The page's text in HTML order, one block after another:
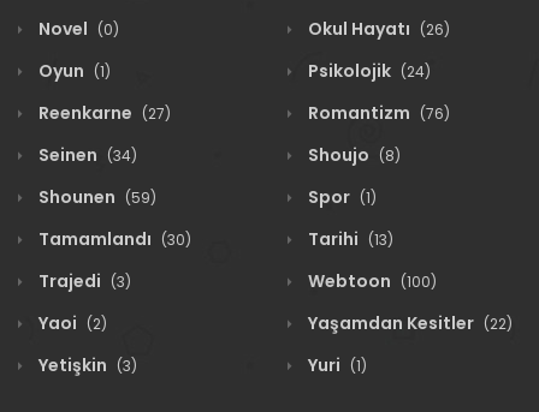
Novel (0) Okul Hayatı (26)
Oyun (1) Psikolojik (24)
Reenkarne (27) Romantizm (76)
Seinen (34) Shoujo (8)
Shounen (59) Spor (1)
Tamamlandı (30) Tarihi (13)
Trajedi (3) Webtoon (100)
Yaoi (2) Yaşamdan Kesitler (22)
Yetişkin (3) Yuri (1)